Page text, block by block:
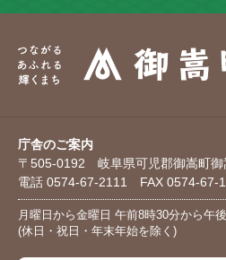
庁舎のご案内
〒505-0192 岐阜県可児郡御嵩町御
電話 0574-67-2111 FAX 0574-67-
月曜日から金曜日 午前8時30分から午
(休日・祝日・年末年始を除く)